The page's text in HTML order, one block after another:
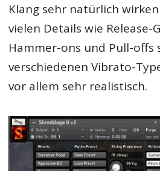
Klang sehr natürlich
vielen Details wie Release-
Hammer-ons und Pull-offs
verschiedenen Vibrato-
vor allem sehr realistisch.